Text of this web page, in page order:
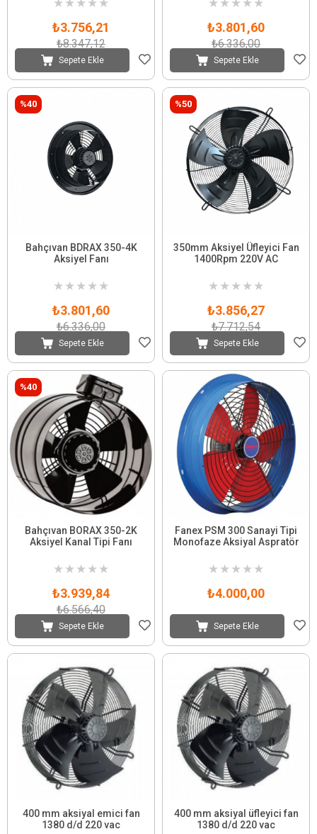
₺3.756,21
₺8.347,12
Sepete Ekle
₺3.801,60
₺6.336,00
Sepete Ekle
Bahçıvan BDRAX 350-4K
Aksiyel Fanı
★ ★ ★ ★ ★
₺3.801,60
₺6.336,00
Sepete Ekle
%40
350mm Aksiyel Üfleyici Fan
1400Rpm 220V AC
★ ★ ★ ★ ★
₺3.856,27
₺7.712,54
Sepete Ekle
%50
Bahçıvan BORAX 350-2K
Aksiyel Kanal Tipi Fanı
★ ★ ★ ★ ★
₺3.939,84
₺6.566,40
Sepete Ekle
%40
Fanex PSM 300 Sanayi Tipi
Monofaze Aksiyal Aspratör
★ ★ ★ ★ ★
₺4.000,00
Sepete Ekle
400 mm aksiyal emici fan
1380 d/d 220 vac
400 mm aksiyal üfleyici fan
1380 d/d 220 vac